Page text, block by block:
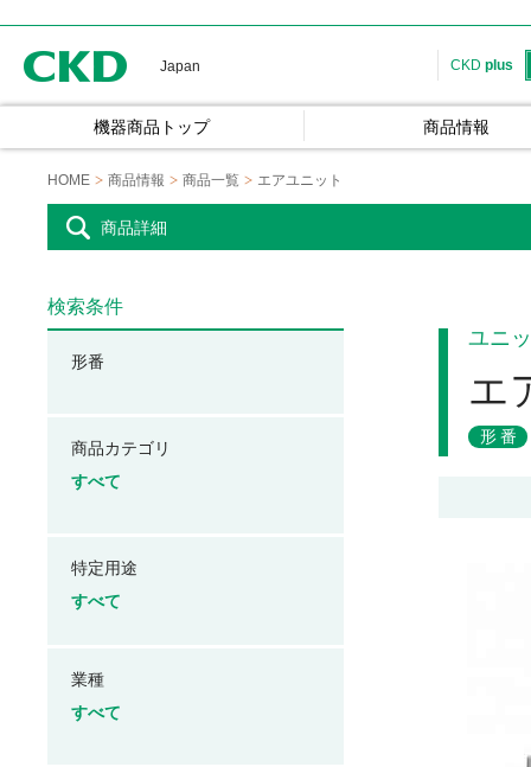
Japan CKD plus
機器商品トップ 商品情報
HOME 商品情報 商品一覧 エアユニット
商品詳細
ユニ
エ
形番
検索条件
形番
商品カテゴリ
すべて
特定用途
すべて
業種
すべて